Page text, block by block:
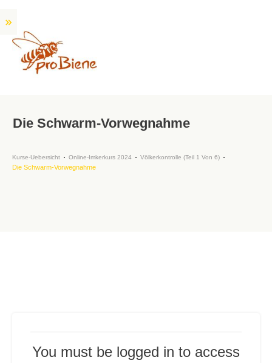
Die Schwarm-Vorwegnahme
Kurse-Uebersicht Online-Imkerkurs 2024 Völkerkontrolle (Teil 1 Von 6)
Die Schwarm-Vorwegnahme
You must be logged in to access